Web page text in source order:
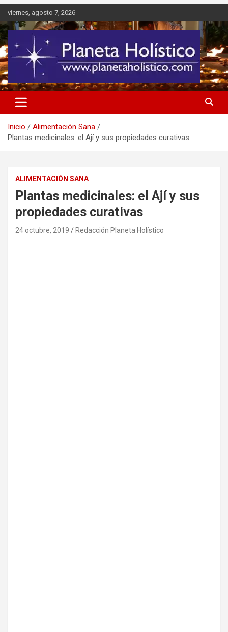
Saltar
contenido
viernes, agosto 7, 2026
Planeta Holístico
Difusión de espiritualidad, terapias alternativas holísticas, cursos,
talleres y seminarios
Inicio
Alimentación Sana
Plantas medicinales: el Ají y sus propiedades curativas
ALIMENTACIÓN SANA
Plantas medicinales: el Ají y sus
propiedades curativas
24 octubre, 2019 Redacción Planeta Holístico